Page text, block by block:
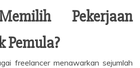
Pekerjaan
Pemula?
freelancer menawarkan sejumlah